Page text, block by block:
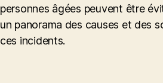
personnes âgées peuvent être
un panorama des causes et des
ces incidents.